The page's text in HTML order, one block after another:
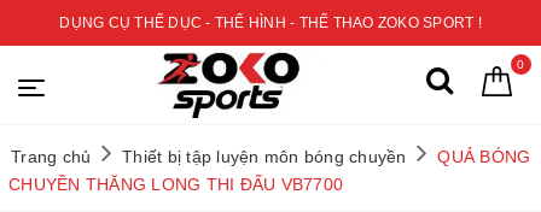
DỤNG CỤ THỂ DỤC - THỂ HÌNH - THỂ THAO ZOKO SPORT !
0
Trang chủ Thiết bị tập luyện môn bóng chuyền
QUẢ BÓNG
CHUYỀN THĂNG LONG THI ĐẤU VB7700